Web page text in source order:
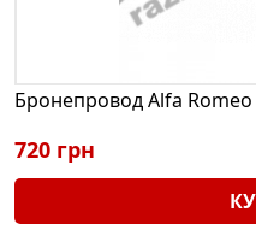
Бронепровод Alfa Romeo
720 грн